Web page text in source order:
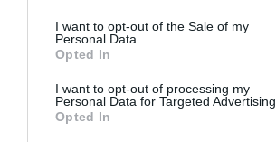
I want to opt-out of the Sale of my
Personal Data.
Opted In
I want to opt-out of processing my
Personal Data for Targeted Advertising.
Opted In
0 Σχόλια